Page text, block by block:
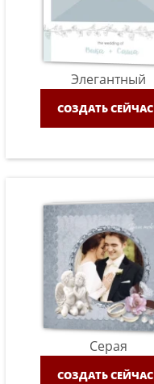
Элегантный
СОЗДАТЬ СЕЙЧАС
Серая
СОЗДАТЬ СЕЙЧАС